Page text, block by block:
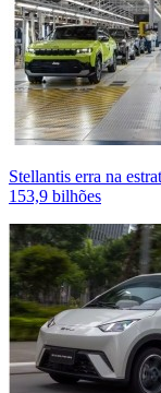
Stellantis erra na
153,9 bilhões